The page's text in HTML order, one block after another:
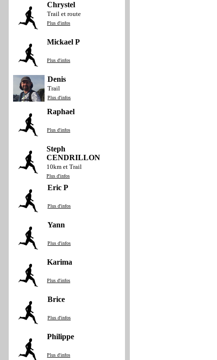
Chrystel
Trail et route
Plus d'infos
Mickael P
Plus d'infos
Denis
Trail
Plus d'infos
Raphael
Plus d'infos
Steph
CENDRILLON
10km et Trail
Plus d'infos
Eric P
Plus d'infos
Yann
Plus d'infos
Karima
Plus d'infos
Brice
Plus d'infos
Philippe
Plus d'infos